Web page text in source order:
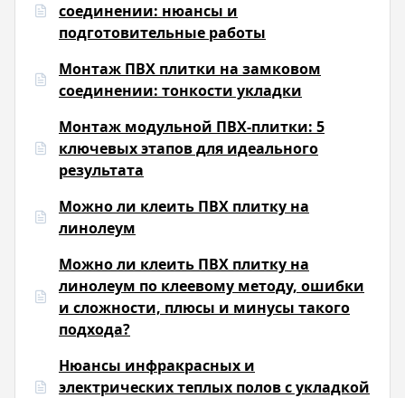
соединении: нюансы и
подготовительные работы
Монтаж ПВХ плитки на замковом
соединении: тонкости укладки
Монтаж модульной ПВХ-плитки: 5
ключевых этапов для идеального
результата
Можно ли клеить ПВХ плитку на
линолеум
Можно ли клеить ПВХ плитку на
линолеум по клеевому методу, ошибки
и сложности, плюсы и минусы такого
подхода?
Нюансы инфракрасных и
электрических теплых полов с укладкой